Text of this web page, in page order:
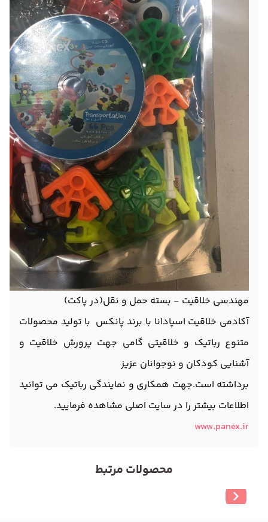
مهندسی خلاقیت - بسته حمل و نقل(در پاکت)
آکادمی خلاقیت اسپادانا با برند پانکس با تولید محصولات
متنوع رباتیک و خلاقیتی گامی جهت پرورش خلاقیت و
آشنایی کودکان و نوجوانان عزیز
برداشته است.جهت همکاری و نمایندگی رباتیک می توانید
اطلاعات بیشتر را در سایت اصلی مشاهده فرمایید.
www.panex.ir
محصولات مرتبط